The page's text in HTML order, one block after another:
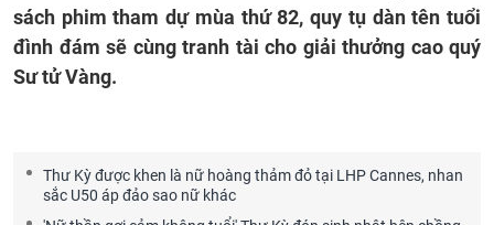
sách phim tham dự mùa thứ 82, quy tụ dàn tên tuổi
đình đám sẽ cùng tranh tài cho giải thưởng cao quý
Sư tử Vàng.
Thư Kỳ được khen là nữ hoàng thảm đỏ tại LHP Cannes, nhan
sắc U50 áp đảo sao nữ khác